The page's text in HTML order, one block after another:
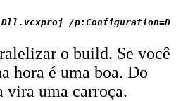
o build. Se você
hora é uma boa. Do
vira uma carroça.